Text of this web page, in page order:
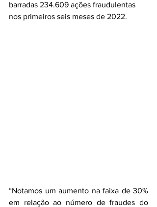
barradas 234.609 ações fraudulentas
nos primeiros seis meses de 2022.
“Notamos um aumento na faixa de 30%
em relação ao número de fraudes do